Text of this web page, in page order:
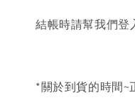
結帳時請幫我們登
*關於到貨的時間~